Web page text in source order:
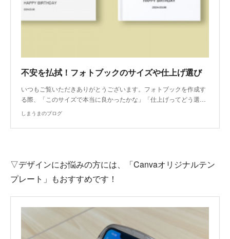
不安を払拭！フォトブックのサイズや仕上げ選び
いつもご覧いただきありがとうございます。フォトブックを作成す
る際、「このサイズで本当に良かったかな」「仕上げってどう選…
しまうまのブログ
▽デザインにお悩みの方には、「Canvaオリジナルテン
プレート」もおすすめです！